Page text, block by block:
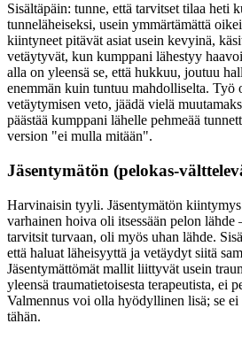
Sisältäpäin: tunne, että tarvitset tilaa heti
tunneläheiseksi, usein ymmärtämättä
kiintyneet pitävät asiat usein kevyinä,
vetäytyvät, kun kumppani lähestyy
alla on yleensä se, että hukkuu, joutuu
enemmän kuin tuntuu mahdolliselta. Työ
vetäytymisen veto, jäädä vielä
päästää kumppani lähelle pehmeää
version "ei mulla mitään".
Jäsentymätön (pelokas-
Harvinaisin tyyli. Jäsentymätön
varhainen hoiva oli itsessään pelon
tarvitsit turvaan, oli myös uhan lähde.
että haluat läheisyyttä ja vetäydyt siitä
Jäsentymättömät mallit liittyvät usein
yleensä traumatietoisesta terapeutista, ei
Valmennus voi olla hyödyllinen lisä; se
tähän.